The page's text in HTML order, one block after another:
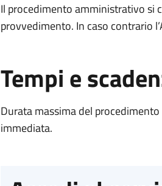
Il procedimento amministrativo si
provvedimento. In caso contrario
Tempi e
Durata massima del
immediata.